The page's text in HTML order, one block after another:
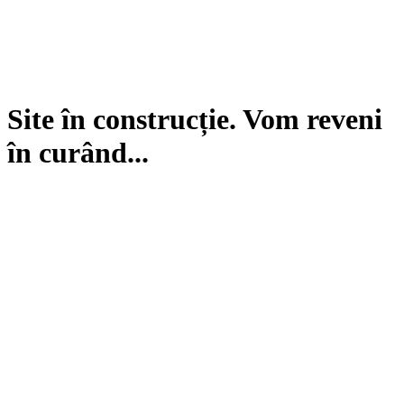
Site în construcție. Vom reveni
în curând...